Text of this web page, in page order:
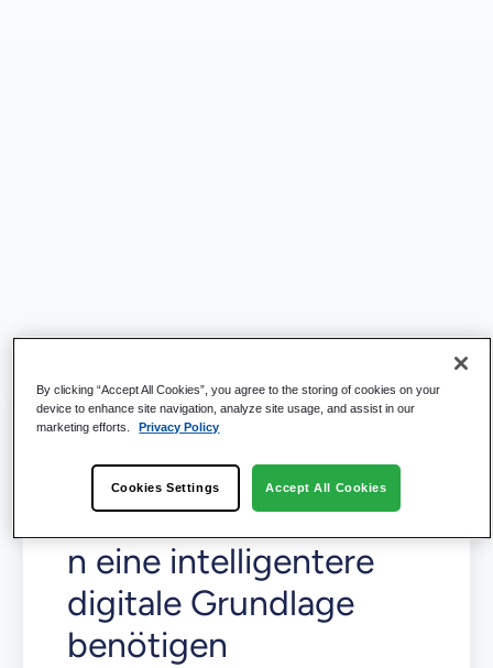
Warum
Finanzdienstleistunge
n eine intelligentere
digitale Grundlage
benötigen
By clicking “Accept All Cookies”, you agree to the storing of cookies on your
device to enhance site navigation, analyze site usage, and assist in our
marketing efforts.
Privacy Policy
Cookies Settings Accept All Cookies